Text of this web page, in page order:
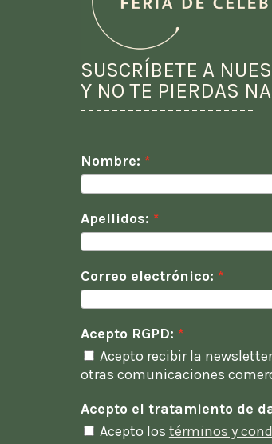
SUSCRÍBETE A
Y NO TE PIERDAS
Nombre:
Apellidos:
Correo electrónico:
Acepto RGPD:
Acepto recibir la
otras comunicaciones
Acepto el tratamiento de
Acepto los términos y